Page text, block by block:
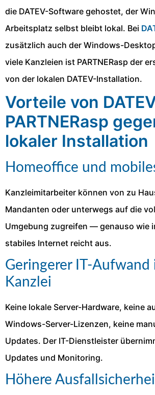
die DATEV-Software gehostet, der
Arbeitsplatz selbst bleibt lokal. Bei
zusätzlich auch der Windows-
viele Kanzleien ist PARTNERasp der
von der lokalen DATEV-Installation.
Vorteile von
PARTNERasp
lokaler Installation
Homeoffice und
Kanzleimitarbeiter können von zu
Mandanten oder unterwegs auf die
Umgebung zugreifen — genauso wie
stabiles Internet reicht aus.
Geringerer IT-Aufwand
Kanzlei
Keine lokale Server-Hardware, keine
Windows-Server-Lizenzen, keine
Updates. Der IT-Dienstleister
Updates und Monitoring.
Höhere